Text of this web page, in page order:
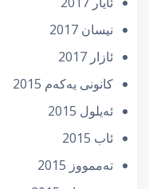
نیسان 2017
ئازار 2017
كانونی یه‌كه‌م 2015
ئه‌یلول 2015
ئاب 2015
تەممووز 2015